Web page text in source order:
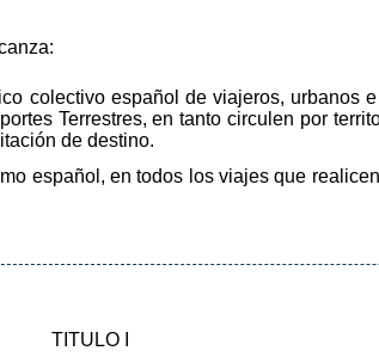
colectivo español de viajeros, urbanos
Terrestres, en tanto circulen por
de destino.
español, en todos los viajes que
TITULO I